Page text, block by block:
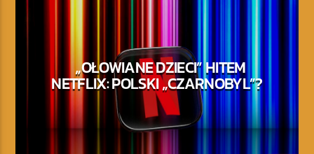
„OŁOWIANE DZIECI” HITEM
NETFLIX: POLSKI „CZARNOBYL”?